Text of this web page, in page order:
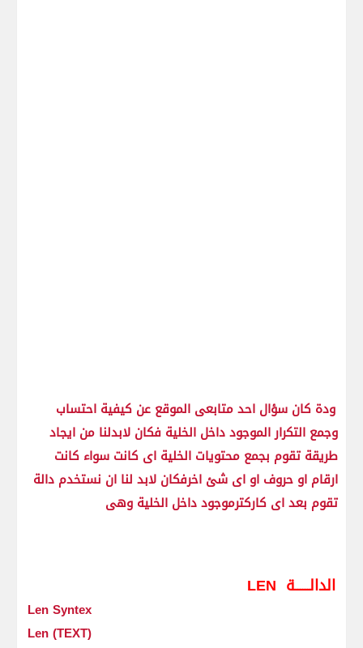
ودة كان سؤال احد متابعى الموقع عن كيفية احتساب
وجمع التكرار الموجود داخل الخلية فكان لابدلنا من ايجاد
طريقة تقوم بجمع محتويات الخلية اى كانت سواء كانت
ارقام او حروف او اى شئ اخرفكان لابد لنا ان نستخدم دالة
تقوم بعد اى كاركترموجود داخل الخلية وهى
الدالــــــة LEN
Len Syntex
Len (TEXT)